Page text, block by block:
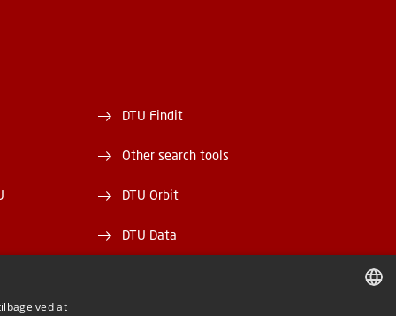
DTU Findit
Other search tools
DTU Orbit
DTU Data
ved at